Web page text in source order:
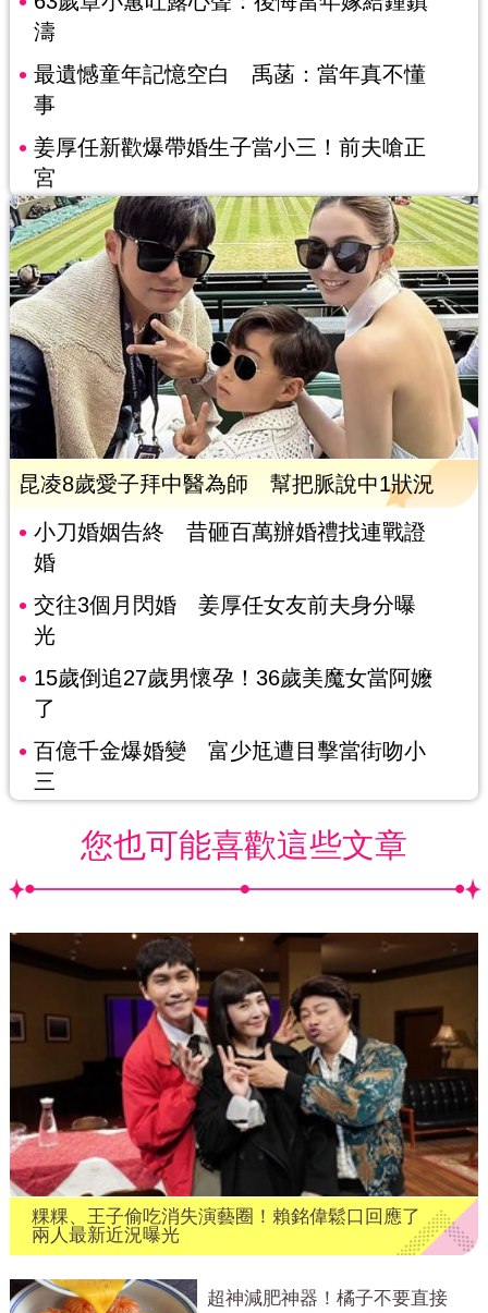
濤
最遺憾童年記憶空白 禹菡：當年真不懂
事
姜厚任新歡爆帶婚生子當小三！前夫嗆正
宮
昆凌8歲愛子拜中醫為師 幫把脈說中1狀況
小刀婚姻告終 昔砸百萬辦婚禮找連戰證
婚
交往3個月閃婚 姜厚任女友前夫身分曝
光
15歲倒追27歲男懷孕！36歲美魔女當阿嬤
了
百億千金爆婚變 富少尪遭目擊當街吻小
三
您也可能喜歡這些文章
粿粿、王子偷吃消失演藝圈！賴銘偉鬆口回應了
兩人最新近況曝光
超神減肥神器！橘子不要直接